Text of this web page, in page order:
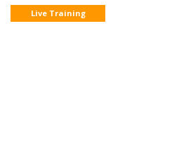
Live Training